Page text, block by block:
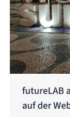
futureLAB
auf der